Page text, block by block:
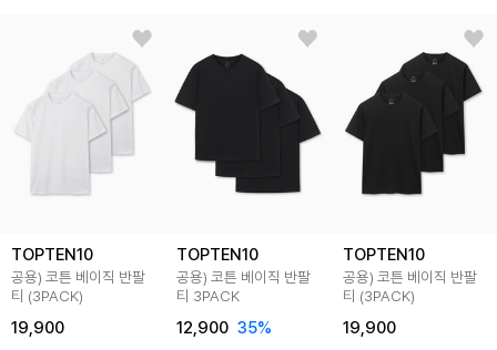
TOPTEN10
공용) 코튼 베이직 반팔
티 (3PACK)
19,900
TOPTEN10
공용) 코튼 베이직 반팔
티 3PACK
12,900 35%
TOPTEN10
공용) 코튼 베이직 반팔
티 (3PACK)
19,900